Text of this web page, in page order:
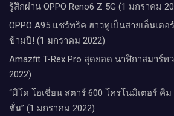
รู้สึกผ่าน OPPO Reno6 Z 5G (1 มกราคม
OPPO A95 แชร์ทริค ฮาวทูเป็นสายเอ็นเต
ข้ามปี! (1 มกราคม 2022)
Amazfit T-Rex Pro สุดยอด นาฬิกาสมาร์ท
2022)
“มิโด โอเชี่ยน สตาร์ 600 โครโนมิเตอร์ คิ
ชั่น” (1 มกราคม 2022)